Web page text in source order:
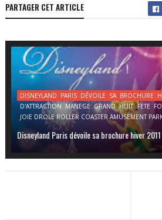
PARTAGER CET ARTICLE
DISNEYLAND PARIS DÉVOILE SA BROCHURE
D'ATTRACTION MANEGE GRAND HUIT FETE
JOIE DROLE ROLLER COASTER AMUSEMENT
Disneyland Paris dévoile sa brochure hiver 2011